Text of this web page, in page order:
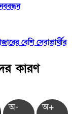
বেশি সেবাপ্রার্থীর
কারণ
অ- অ+